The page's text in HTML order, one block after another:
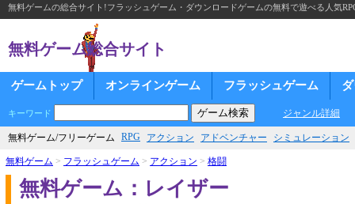
無料ゲームの総合サイト!フラッシュゲーム・ダウンロードゲームの無料で遊べる人気
無料ゲーム総合サイト
ゲームトップ オンラインゲーム フラッシュゲーム
キーワード ジャンル詳細
無料ゲーム/フリーゲーム RPG アクション アドベンチャー シミュレーション
無料ゲーム > フラッシュゲーム > アクション > 格闘
無料ゲーム：レイザー